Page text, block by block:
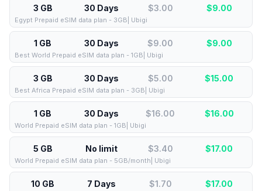
3 GB 30 Days $3.00 $9.00
Egypt Prepaid eSIM data plan - 3GB| Ubigi
1 GB 30 Days $9.00 $9.00
Best World Prepaid eSIM data plan - 1GB| Ubigi
3 GB 30 Days $5.00 $15.00
Best Africa Prepaid eSIM data plan - 3GB| Ubigi
1 GB 30 Days $16.00 $16.00
World Prepaid eSIM data plan - 1GB| Ubigi
5 GB No limit $3.40 $17.00
World Prepaid eSIM data plan - 5GB/month| Ubigi
10 GB 7 Days $1.70 $17.00